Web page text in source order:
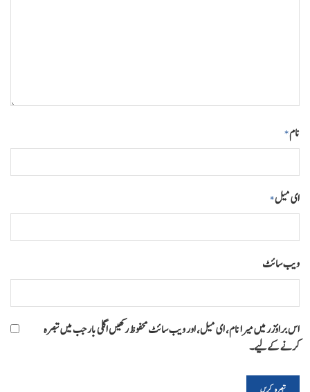
نام*
ای میل*
ویب‌ سائٹ
اس براؤزر میں میرا نام، ای میل، اور ویب سائٹ محفوظ رکھیں اگلی بار جب میں تبصرہ
کرنے کےلیے۔